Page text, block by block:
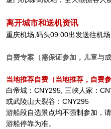
离开城市和送机资讯
重庆机场,码头09:00出发送往机场
自费专案（需保证参加，儿童与成
当地推荐自费（当地推荐，自费
白帝城：CNY295, 三峡人家：
或武陵山大裂谷：CNY295
游船段自选景点均不强制参加，
游船停靠为准。